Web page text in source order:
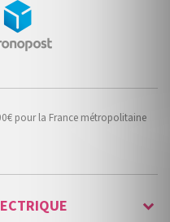
pour la France métropolitaine